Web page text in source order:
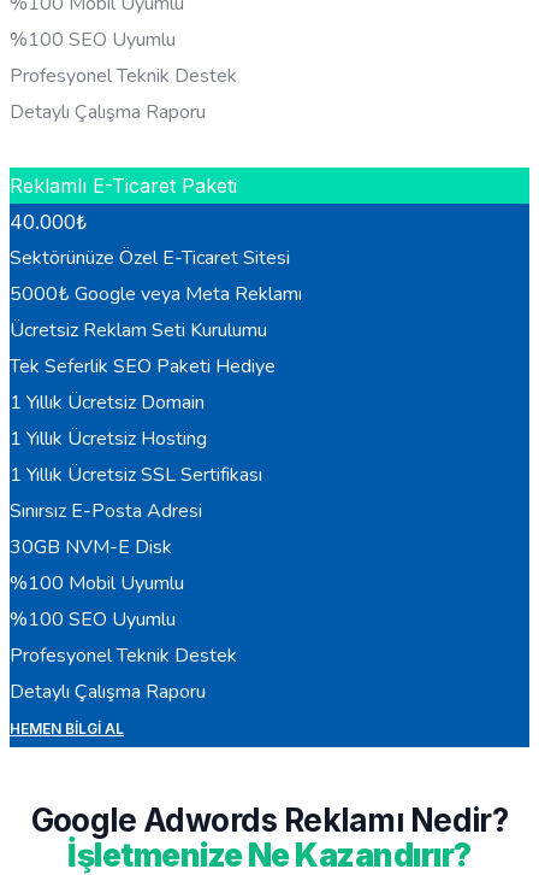
%100 SEO Uyumlu
Profesyonel Teknik Destek
Detaylı Çalışma Raporu
Reklamlı E-Ticaret Paketi
40.000₺
Sektörünüze Özel E-Ticaret Sitesi
5000₺ Google veya Meta Reklamı
Ücretsiz Reklam Seti Kurulumu
Tek Seferlik SEO Paketi Hediye
1 Yıllık Ücretsiz Domain
1 Yıllık Ücretsiz Hosting
1 Yıllık Ücretsiz SSL Sertifikası
Sınırsız E-Posta Adresi
30GB NVM-E Disk
%100 Mobil Uyumlu
%100 SEO Uyumlu
Profesyonel Teknik Destek
Detaylı Çalışma Raporu
HEMEN BILGI AL
Google Adwords Reklamı Nedir?
İşletmenize Ne Kazandırır?